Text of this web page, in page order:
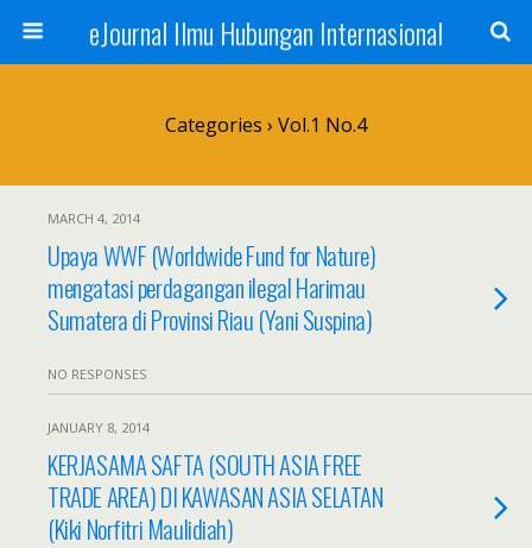
eJournal Ilmu Hubungan Internasional
Categories › Vol.1 No.4
MARCH 4, 2014
Upaya WWF (Worldwide Fund for Nature)
mengatasi perdagangan ilegal Harimau
Sumatera di Provinsi Riau (Yani Suspina)
NO RESPONSES
JANUARY 8, 2014
KERJASAMA SAFTA (SOUTH ASIA FREE
TRADE AREA) DI KAWASAN ASIA SELATAN
(Kiki Norfitri Maulidiah)